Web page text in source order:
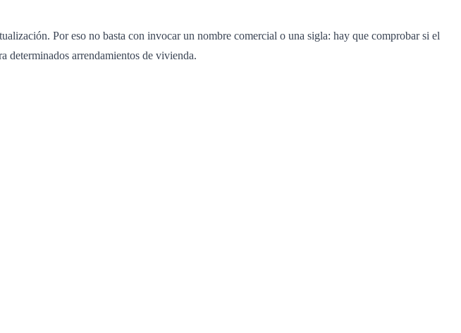
Por eso no basta con invocar un nombre comercial o una sigla: hay que comprobar si el
determinados arrendamientos de vivienda.